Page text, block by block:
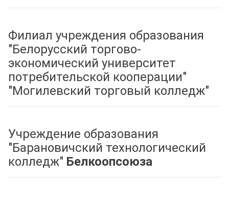
Филиал учреждения образования
"Белорусский торгово-
экономический университет
потребительской кооперации"
"Могилевский торговый колледж"
Учреждение образования
"Барановичский технологический
колледж" Белкоопсоюза